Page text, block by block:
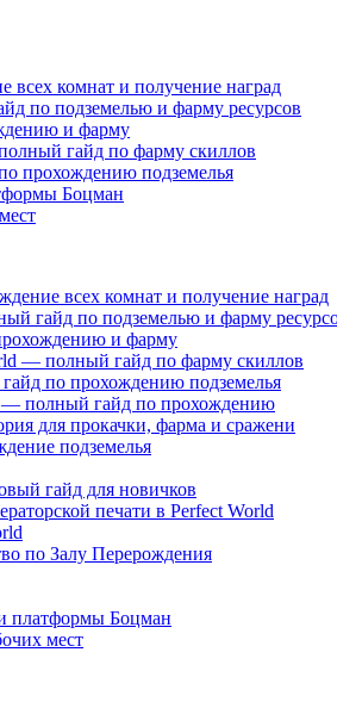
комнат и получение наград
по подземелью и фарму ресурсов
и фарму
гайд по фарму скиллов
прохождению подземелья
Боцман
всех комнат и получение наград
гайд по подземелью и фарму
и фарму
— полный гайд по фарму скиллов
по прохождению подземелья
— полный гайд по прохождению
для прокачки, фарма и сражени
подземелья
гайд для новичков
печати в Perfect World
по Залу Перерождения
платформы Боцман
мест